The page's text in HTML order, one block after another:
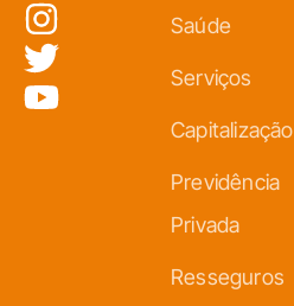
Saúde
Serviços
Capitalização
Previdência
Privada
Resseguros